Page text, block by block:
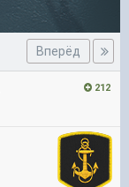
Вперёд
212